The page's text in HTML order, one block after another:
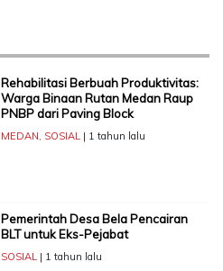
Rehabilitasi Berbuah Produktivitas:
Warga Binaan Rutan Medan Raup
PNBP dari Paving Block
MEDAN, SOSIAL| 1 tahun lalu
Pemerintah Desa Bela Pencairan
BLT untuk Eks-Pejabat
SOSIAL| 1 tahun lalu